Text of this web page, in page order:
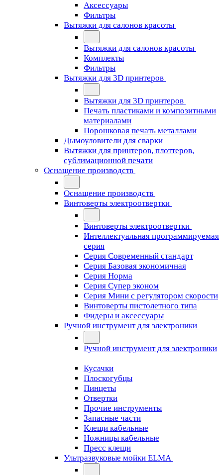
Аксессуары
Фильтры
Вытяжки для салонов красоты
Вытяжки для салонов красоты
Комплекты
Фильтры
Вытяжки для 3D принтеров
Вытяжки для 3D принтеров
Печать пластиками и композитными
материалами
Порошковая печать металлами
Дымоуловители для сварки
Вытяжки для принтеров, плоттеров,
сублимационной печати
Оснащение производств
Оснащение производств
Винтоверты электроотвертки
Винтоверты электроотвертки
Интеллектуальная программируемая
серия
Серия Современный стандарт
Серия Базовая экономичная
Серия Норма
Серия Cупер эконом
Серия Мини с регулятором скорости
Винтоверты пистолетного типа
Фидеры и аксессуары
Ручной инструмент для электроники
Ручной инструмент для электроники
Кусачки
Плоскогубцы
Пинцеты
Отвертки
Прочие инструменты
Запасные части
Клещи кабельные
Ножницы кабельные
Пресс клещи
Ультразвуковые мойки ELMA